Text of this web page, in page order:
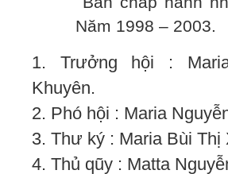
Năm 1998 – 2003.
1. Trưởng hội :
Khuyên.
2. Phó hội : Maria
3. Thư ký : Maria Bùi Thị
4. Thủ qũy : Matta